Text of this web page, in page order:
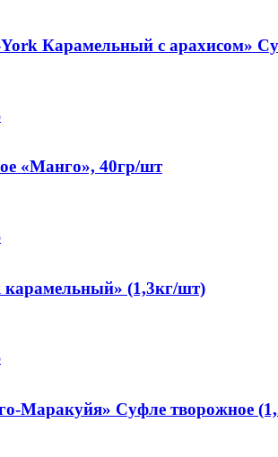
Карамельный с арахисом»
«Манго», 40гр/шт
карамельный» (1,3кг/шт)
Маракуйя» Суфле творожное